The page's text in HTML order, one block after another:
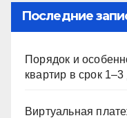
Последние
Порядок и
квартир в срок 1–3
Виртуальная